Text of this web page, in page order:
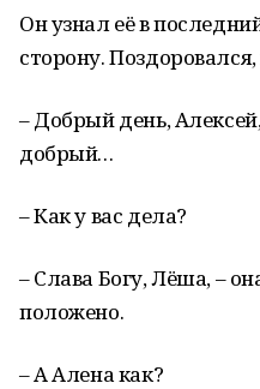
Он узнал её в
сторону.
– Добрый день,
добрый…
– Как у вас дела?
– Слава Богу, Лёша, –
положено.
– А Алена как?